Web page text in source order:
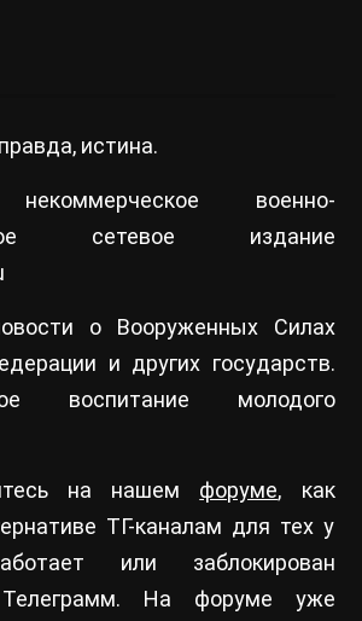
истина.
некоммерческое военно-
сетевое издание
о Вооруженных Силах
и других государств.
воспитание молодого
на нашем форуме, как
ТГ-каналам для тех у
или заблокирован
На форуме уже